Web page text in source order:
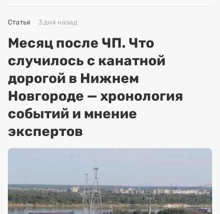
Статья 3 дня назад
Месяц после ЧП. Что
случилось с канатной
дорогой в Нижнем
Новгороде — хронология
событий и мнение
экспертов